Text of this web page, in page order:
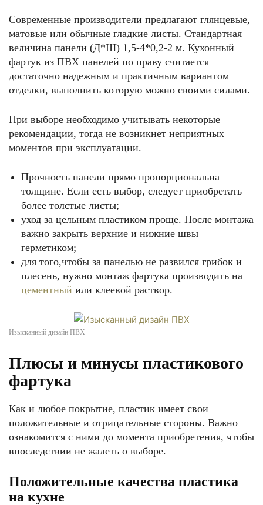
Современные производители предлагают глянцевые,
матовые или обычные гладкие листы. Стандартная
величина панели (Д*Ш) 1,5-4*0,2-2 м. Кухонный
фартук из ПВХ панелей по праву считается
достаточно надежным и практичным вариантом
отделки, выполнить которую можно своими силами.
При выборе необходимо учитывать некоторые
рекомендации, тогда не возникнет неприятных
моментов при эксплуатации.
Прочность панели прямо пропорциональна
толщине. Если есть выбор, следует приобретать
более толстые листы;
уход за цельным пластиком проще. После монтажа
важно закрыть верхние и нижние швы
герметиком;
для того,чтобы за панелью не развился грибок и
плесень, нужно монтаж фартука производить на
цементный или клеевой раствор.
Изысканный дизайн ПВХ
Плюсы и минусы пластикового
фартука
Как и любое покрытие, пластик имеет свои
положительные и отрицательные стороны. Важно
ознакомится с ними до момента приобретения, чтобы
впоследствии не жалеть о выборе.
Положительные качества пластика
на кухне